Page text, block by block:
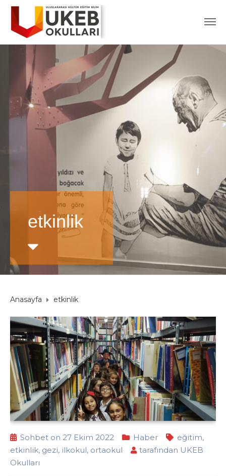
etkinlik
Anasayfa etkinlik
Sohbet on 27 Ekim 2022 Haber eğitim,
etkinlik, gezi, ilkokul, ortaokul tarafından UKEB
Okulları